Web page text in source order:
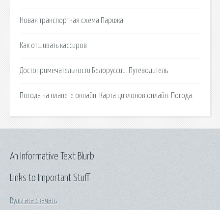
Новая транспортная схема Парижа.
Как отшивать кассиров
Достопримечательности Белоруссии. Путеводитель
Погода на планете онлайн. Карта циклонов онлайн. Погода.
Links to Important Stuff
Вульгата скачать
An Informative Text Blurb